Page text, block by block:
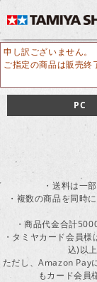
申し訳ございません。
ご指定の商品は販売終
PC
・送料は一
・複数の商品を同時
・商品代金合計
・タミヤカード会員
込)以
ただし、Amazon Pay
もカード会員